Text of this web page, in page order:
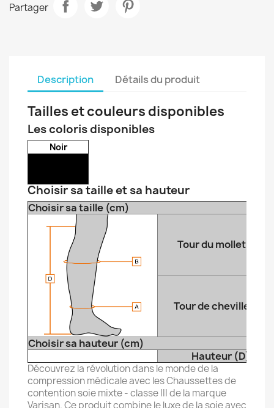
Partager
Description Détails du produit
Tailles et couleurs disponibles
Les coloris disponibles
Noir
Choisir sa taille et sa hauteur
Choisir sa taille (cm)
Tour du mollet (B)
Tour de cheville (A)
Choisir sa hauteur (cm)
Hauteur (D)
Découvrez la révolution dans le monde de la
compression médicale avec les Chaussettes de
contention soie mixte - classe III de la marque
Varisan. Ce produit combine le luxe de la soie avec